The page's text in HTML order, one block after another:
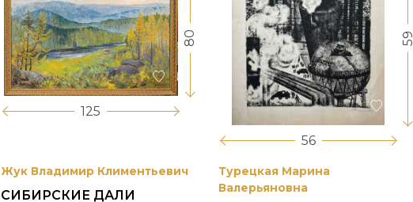
125
80
Жук Владимир Климентьевич
СИБИРСКИЕ ДАЛИ
56
59
Турецкая Марина
Валерьяновна